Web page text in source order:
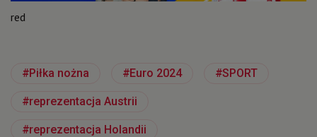
red
Piłka nożna Euro 2024 SPORT
reprezentacja Austrii
reprezentacja Holandii